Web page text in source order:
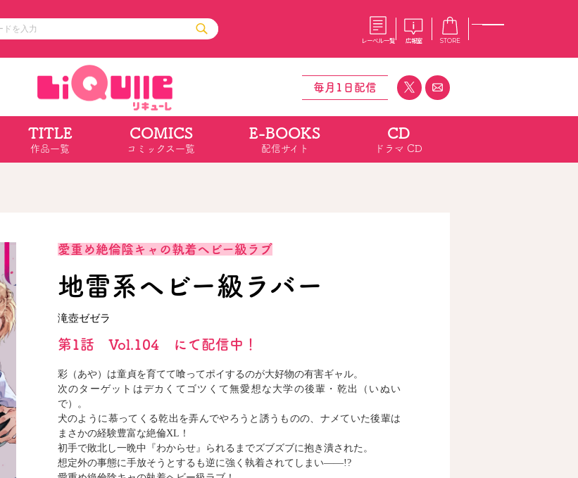
レーベル一覧 広報室 STORE
その他
コミックエッセイ
ポケットモンスター
通販・NEWS
OVERLAP STORE
オーバーラップ広報室
採用情報
リキューレ コミックパルフェ コミックエッセイ
閉じる
毎月1日配信
TITLE
作品一覧
COMICS
コミックス一覧
E-BOOKS
配信サイト
CD
ドラマ CD
愛重め絶倫陰キャの執着ヘビー級ラブ
地雷系ヘビー級ラバー
滝壺ゼゼラ
第1話 Vol.104 にて配信中！
彩（あや）は童貞を育てて喰ってポイするのが大好物の有害ギャル。
次のターゲットはデカくてゴツくて無愛想な大学の後輩・乾出（いぬい
で）。
犬のように慕ってくる乾出を弄んでやろうと誘うものの、ナメていた後輩は
まさかの経験豊富な絶倫XL！
初手で敗北し一晩中『わからせ』られるまでズブズブに抱き潰された。
想定外の事態に手放そうとするも逆に強く執着されてしまい――!?